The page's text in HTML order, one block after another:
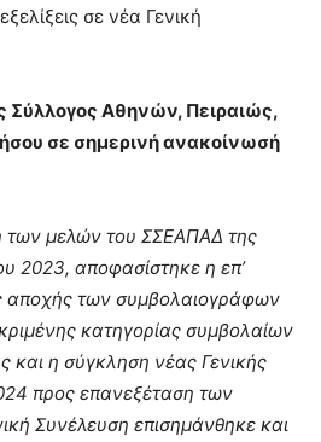
σε νέα Γενική
Σύλλογος Αθηνών, Πειραιώς,
σε σημερινή ανακοίνωσή
των μελών του ΣΣΕΑΠΑΔ της
2023, αποφασίστηκε η επ’
αποχής των συμβολαιογράφων
κατηγορίας συμβολαίων
και η σύγκληση νέας Γενικής
προς επανεξέταση των
Συνέλευση επισημάνθηκε και